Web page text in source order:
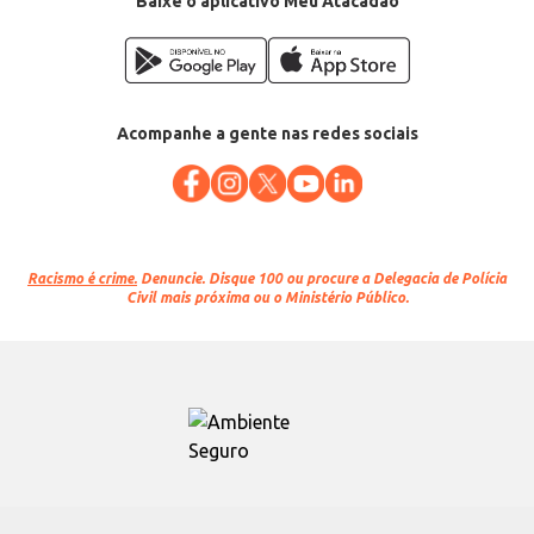
Acompanhe a gente nas redes sociais
Racismo é crime. Denuncie. Disque 100 ou procure a Delegacia de Polícia
Civil mais próxima ou o Ministério Público.